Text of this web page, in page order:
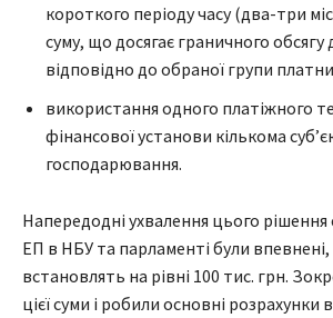
короткого періоду часу (два-три
суму, що досягає граничного обсягу
відповідно до обраної групи
використання одного платіжного
фінансової установи кількома
господарювання.
Напередодні ухвалення цього
ЕП в НБУ та парламенті були впевнені,
встановлять на рівні 100 тис. грн.
цієї суми і робили основні розрахунки